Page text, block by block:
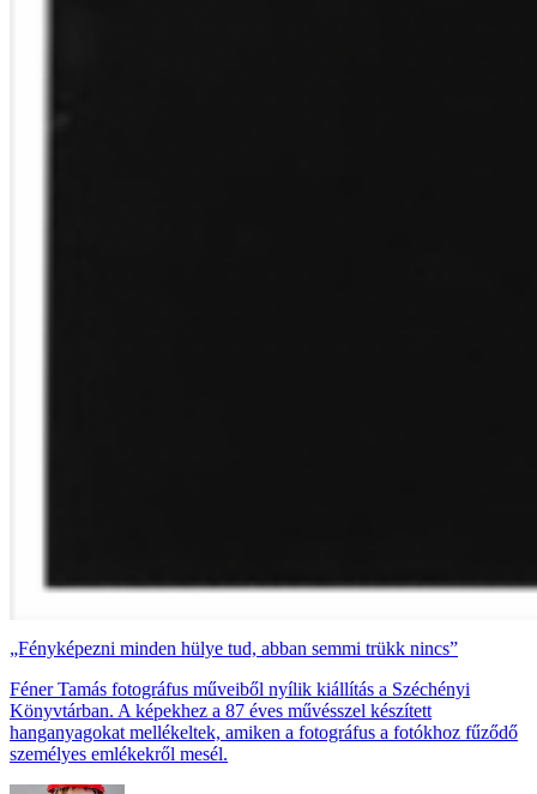
„Fényképezni minden hülye tud, abban semmi trükk nincs”
Féner Tamás fotográfus műveiből nyílik kiállítás a Széchényi
Könyvtárban. A képekhez a 87 éves művésszel készített
hanganyagokat mellékeltek, amiken a fotográfus a fotókhoz fűződő
személyes emlékekről mesél.